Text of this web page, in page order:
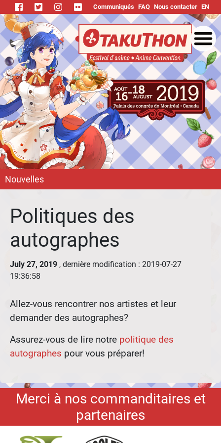
    Communiqués FAQ Nous contacter EN
Nouvelles
Politiques des
autographes
July 27, 2019 , dernière modification : 2019-07-27
19:36:58
Allez-vous rencontrer nos artistes et leur
demander des autographes?
Assurez-vous de lire notre politique des
autographes pour vous préparer!
Merci à nos commanditaires et
partenaires